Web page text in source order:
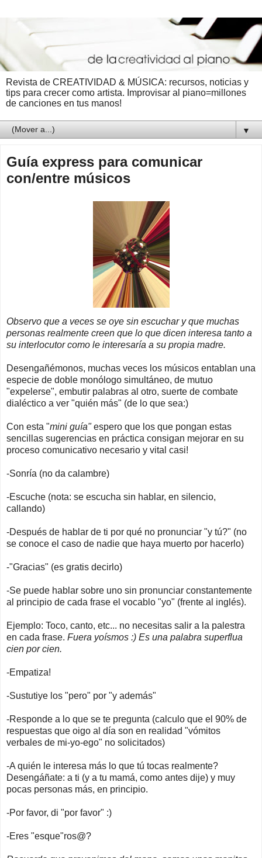
Revista de CREATIVIDAD & MÚSICA: recursos, noticias y
tips para crecer como artista. Improvisar al piano=millones
de canciones en tus manos!
▼
Guía express para comunicar
con/entre músicos
Observo que a veces se oye sin escuchar y que muchas
personas realmente creen que lo que dicen interesa tanto a
su interlocutor como le interesaría a su propia madre.
Desengañémonos, muchas veces los músicos entablan una
especie de doble monólogo simultáneo, de mutuo
"expelerse", embutir palabras al otro, suerte de combate
dialéctico a ver "quién más" (de lo que sea:)
Con esta "mini guía"espero que los que pongan estas
sencillas sugerencias en práctica consigan mejorar en su
proceso comunicativo necesario y vital casi!
-Sonría (no da calambre)
-Escuche (nota: se escucha sin hablar, en silencio,
callando)
-Después de hablar de ti por qué no pronunciar "y tú?" (no
se conoce el caso de nadie que haya muerto por hacerlo)
-"Gracias" (es gratis decirlo)
-Se puede hablar sobre uno sin pronunciar constantemente
al principio de cada frase el vocablo "yo" (frente al inglés).
Ejemplo: Toco, canto, etc... no necesitas salir a la palestra
en cada frase. Fuera yoísmos :) Es una palabra superflua
cien por cien.
-Empatiza!
-Sustutiye los "pero" por "y además"
-Responde a lo que se te pregunta (calculo que el 90% de
respuestas que oigo al día son en realidad "vómitos
verbales de mi-yo-ego" no solicitados)
-A quién le interesa más lo que tú tocas realmente?
Desengáñate: a ti (y a tu mamá, como antes dije) y muy
pocas personas más, en principio.
-Por favor, di "por favor" :)
-Eres "esque"ros@?